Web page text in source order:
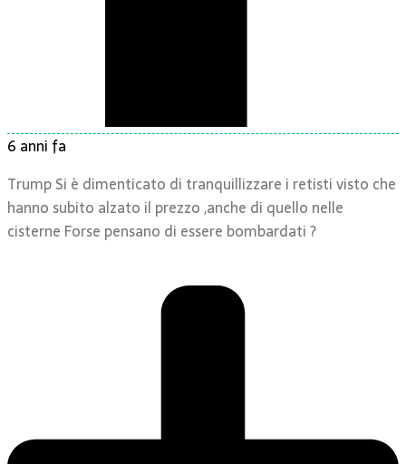
6 anni fa
Trump Si è dimenticato di tranquillizzare i retisti visto che
hanno subito alzato il prezzo ,anche di quello nelle
cisterne Forse pensano di essere bombardati ?